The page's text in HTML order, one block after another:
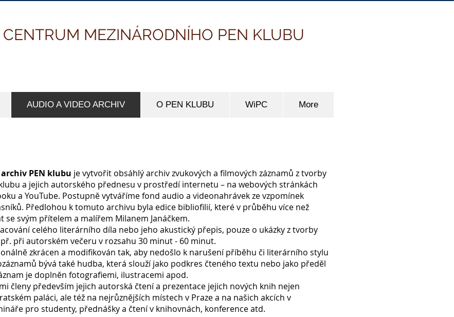
CENTRUM MEZINÁRODNÍHO PEN KLUBU
AUDIO A VIDEO ARCHIV O PEN KLUBU WiPC More
PEN klubu je vytvořit obsáhlý archiv zvukových a filmových záznamů z tvorby
a jejich autorského přednesu v prostředí internetu – na webových stránkách
a YouTube. Postupně vytváříme fond audio a videonahrávek ze vzpomínek
Předlohou k tomuto archivu byla edice bibliofilií, které v průběhu více než
se svým přítelem a malířem Milanem Janáčkem.
celého literárního díla nebo jeho akustický přepis, pouze o ukázky z tvorby
při autorském večeru v rozsahu 30 minut - 60 minut.
zkrácen a modifikován tak, aby nedošlo k narušení příběhu či literárního stylu
bývá také hudba, která slouží jako podkres čteného textu nebo jako předěl
je doplněn fotografiemi, ilustracemi apod.
členy především jejich autorská čtení a prezentace jejich nových knih nejen
paláci, ale též na nejrůznějších místech v Praze a na našich akcích v
pro studenty, přednášky a čtení v knihovnách, konference atd.